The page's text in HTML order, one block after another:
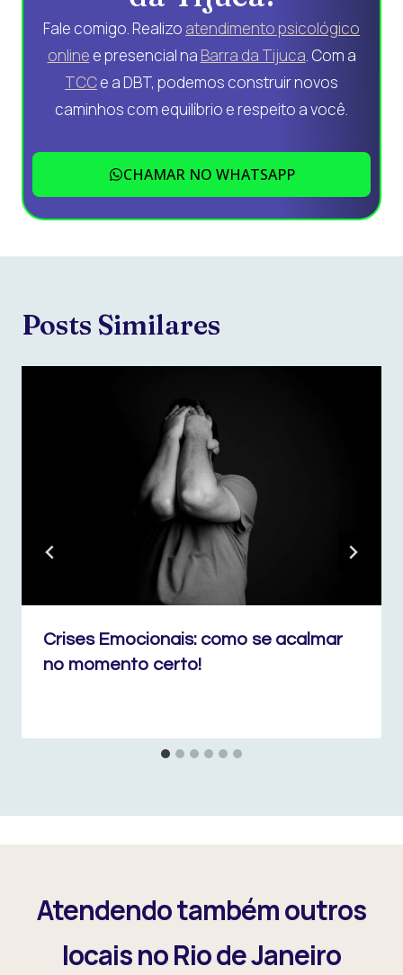
Fale comigo. Realizo atendimento psicológico
online e presencial na Barra da Tijuca . Com a
TCCe a DBT, podemos construir novos
caminhos com equilíbrio e respeito a você.
CHAMAR NO WHATSAPP
Posts Similares
Crises Emocionais: como se acalmar
no momento certo!
Atendendo também outros
locais no Rio de Janeiro